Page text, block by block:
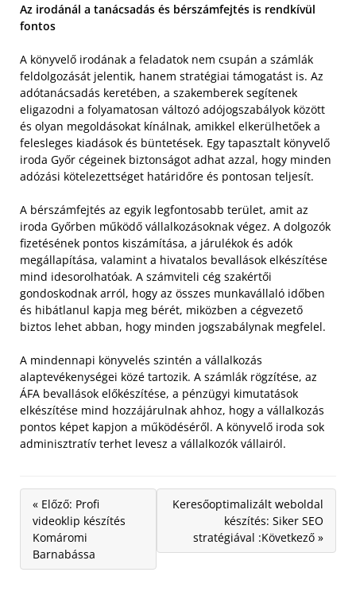
Az irodánál a tanácsadás és bérszámfejtés is rendkívül
fontos
A könyvelő irodának a feladatok nem csupán a számlák
feldolgozását jelentik, hanem stratégiai támogatást is. Az
adótanácsadás keretében, a szakemberek segítenek
eligazodni a folyamatosan változó adójogszabályok között
és olyan megoldásokat kínálnak, amikkel elkerülhetőek a
felesleges kiadások és büntetések. Egy tapasztalt könyvelő
iroda Győr cégeinek biztonságot adhat azzal, hogy minden
adózási kötelezettséget határidőre és pontosan teljesít.
A bérszámfejtés az egyik legfontosabb terület, amit az
iroda Győrben működő vállalkozásoknak végez. A dolgozók
fizetésének pontos kiszámítása, a járulékok és adók
megállapítása, valamint a hivatalos bevallások elkészítése
mind idesorolhatóak. A számviteli cég szakértői
gondoskodnak arról, hogy az összes munkavállaló időben
és hibátlanul kapja meg bérét, miközben a cégvezető
biztos lehet abban, hogy minden jogszabálynak megfelel.
A mindennapi könyvelés szintén a vállalkozás
alaptevékenységei közé tartozik. A számlák rögzítése, az
ÁFA bevallások előkészítése, a pénzügyi kimutatások
elkészítése mind hozzájárulnak ahhoz, hogy a vállalkozás
pontos képet kapjon a működéséről. A könyvelő iroda sok
adminisztratív terhet levesz a vállalkozók vállairól.
« Előző: Profi
videoklip készítés
Komáromi
Barnabássa
Keresőoptimalizált weboldal
készítés: Siker SEO
stratégiával :Következő »